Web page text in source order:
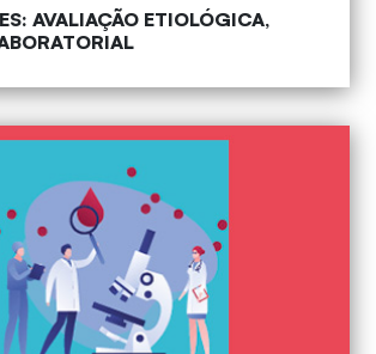
AVALIAÇÃO ETIOLÓGICA,